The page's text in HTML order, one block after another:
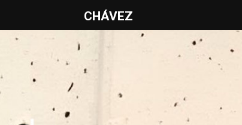
CHÁVEZ